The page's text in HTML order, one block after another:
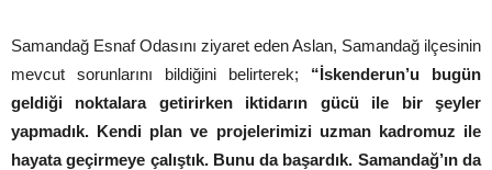
Samandağ Esnaf Odasını ziyaret eden Aslan, Samandağ ilçesinin
mevcut sorunlarını bildiğini belirterek; “İskenderun’u bugün
geldiği noktalara getirirken iktidarın gücü ile bir şeyler
yapmadık. Kendi plan ve projelerimizi uzman kadromuz ile
hayata geçirmeye çalıştık. Bunu da başardık. Samandağ’ın da